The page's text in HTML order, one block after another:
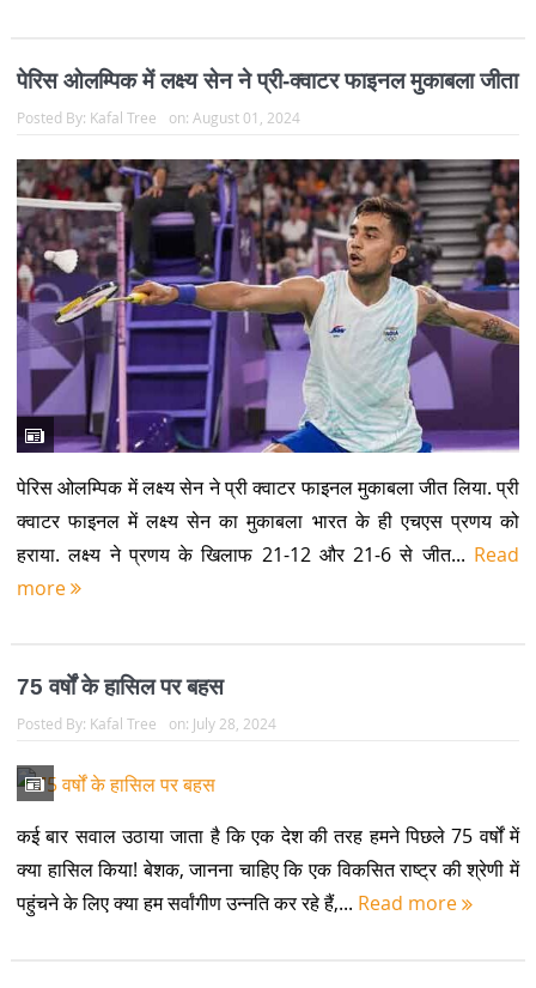
पेरिस ओलम्पिक में लक्ष्य सेन ने प्री-क्वाटर फाइनल मुकाबला जीता
Posted By: Kafal Tree on: August 01, 2024
पेरिस ओलम्पिक में लक्ष्य सेन ने प्री क्वाटर फाइनल मुकाबला जीत लिया. प्री
क्वाटर फाइनल में लक्ष्य सेन का मुकाबला भारत के ही एचएस प्रणय को
हराया. लक्ष्य ने प्रणय के खिलाफ 21-12 और 21-6 से जीत... Read
more
75 वर्षों के हासिल पर बहस
Posted By: Kafal Tree on: July 28, 2024
कई बार सवाल उठाया जाता है कि एक देश की तरह हमने पिछले 75 वर्षों में
क्या हासिल किया! बेशक, जानना चाहिए कि एक विकसित राष्ट्र की श्रेणी में
पहुंचने के लिए क्या हम सर्वांगीण उन्नति कर रहे हैं,... Read more